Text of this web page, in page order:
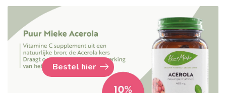
Bestel hier